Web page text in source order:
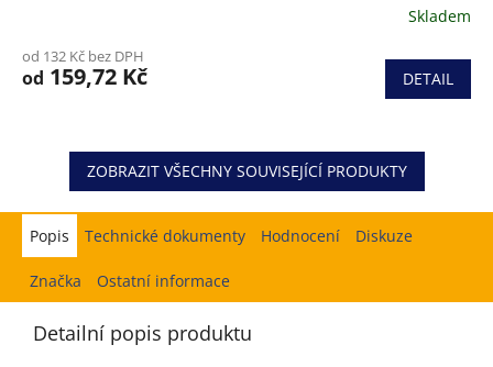
Skladem
od 132 Kč bez DPH
od 159,72 Kč DETAIL
ZOBRAZIT VŠECHNY SOUVISEJÍCÍ PRODUKTY
Popis Hodnocení Diskuze
Značka Ostatní informace
Detailní popis produktu